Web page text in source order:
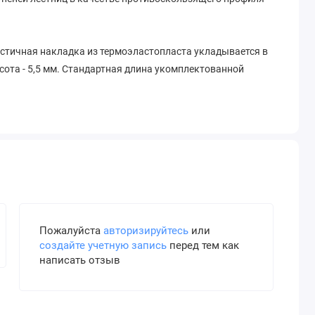
накладка из термоэластопласта укладывается в
- 5,5 мм. Стандартная длина укомплектованной
противоскользящей полосы для ступеней
Пожалуйста авторизируйтесьили
создайте учетную записьперед тем как
написать отзыв